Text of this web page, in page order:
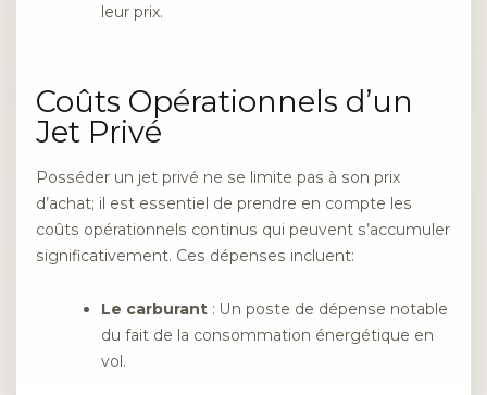
leur prix.
Coûts Opérationnels d’un
Jet Privé
Posséder un jet privé ne se limite pas à son prix
d’achat; il est essentiel de prendre en compte les
coûts opérationnels continus qui peuvent s’accumuler
significativement. Ces dépenses incluent:
Le carburant : Un poste de dépense notable
du fait de la consommation énergétique en
vol.